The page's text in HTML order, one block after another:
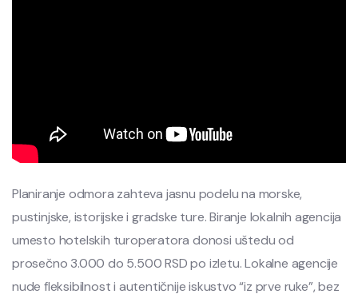
Planiranje odmora zahteva jasnu podelu na morske,
pustinjske, istorijske i gradske ture. Biranje lokalnih agencija
umesto hotelskih turoperatora donosi uštedu od
prosečno 3.000 do 5.500 RSD po izletu. Lokalne agencije
nude fleksibilnost i autentičnije iskustvo “iz prve ruke”, bez